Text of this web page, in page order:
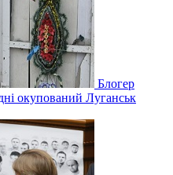
Блогер
окупований Луганськ